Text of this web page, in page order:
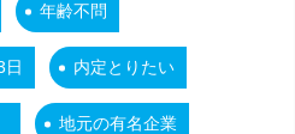
年齢不問
日 内定とりたい
地元の有名企業